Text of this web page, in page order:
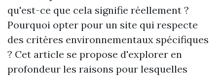
qu'est-ce que cela signifie réellement ?
Pourquoi opter pour un site qui respecte
des critères environnementaux spécifiques
? Cet article se propose d'explorer en
profondeur les raisons pour lesquelles